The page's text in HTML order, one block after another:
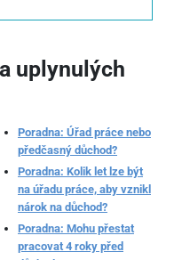
uplynulých
Poradna: Úřad práce nebo
předčasný důchod?
Poradna: Kolik let lze být
na úřadu práce, aby vznikl
nárok na důchod?
Poradna: Mohu přestat
pracovat 4 roky před